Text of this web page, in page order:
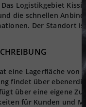
Logistikgebiet
die schnellen
Der Standort
eine Lagerfläche von
findet über
über eine eigene
für Kunden und